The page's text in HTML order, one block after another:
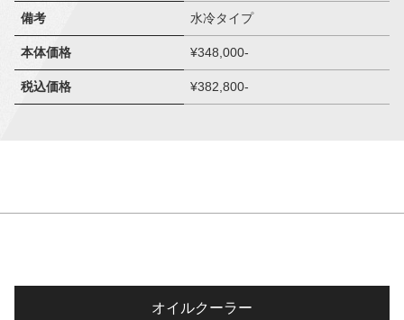
備考 水冷タイプ
本体価格 ¥348,000-
税込価格 ¥382,800-
オイルクーラー